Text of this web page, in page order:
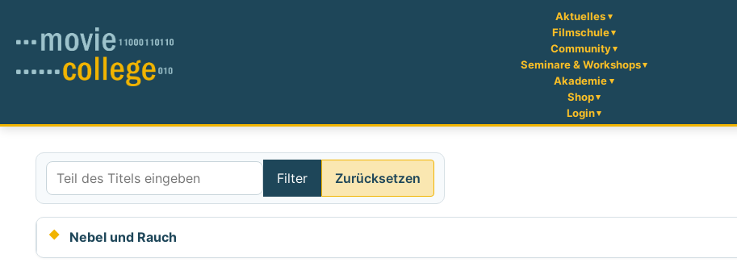
Aktuelles
Filmschule
Community
Seminare & Workshops
Akademie
Shop
Login
Teil des Titels eingeben
Filter Zurücksetzen
Nebel und Rauch